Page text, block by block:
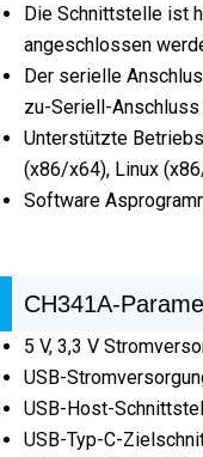
Die Schnittstelle ist
angeschlossen
Der serielle
zu-Seriell-
Unterstützte
(x86/x64), Linux
Software
CH341A-
5 V, 3,3 V
USB-
USB-Host-
USB-Typ-C-